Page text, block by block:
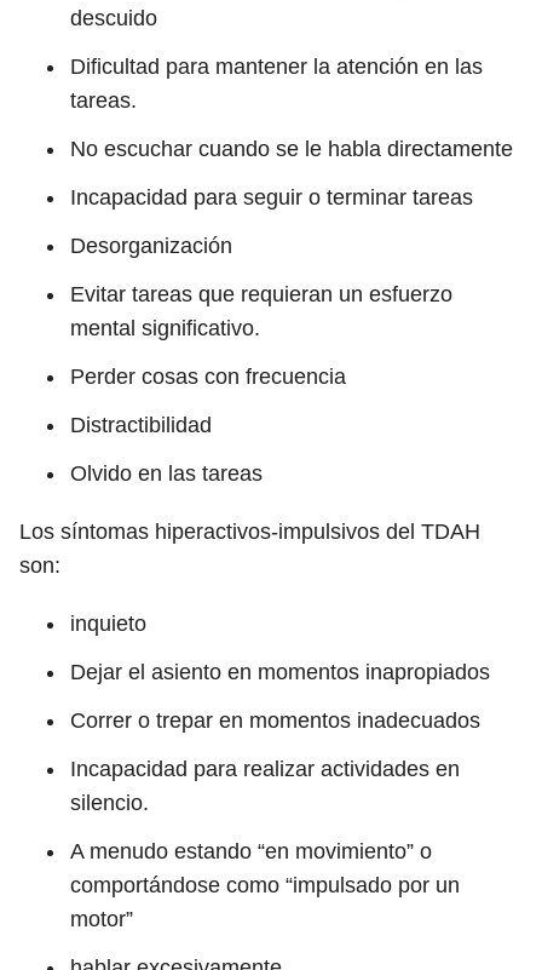
descuido
Dificultad para mantener la atención en las
tareas.
No escuchar cuando se le habla directamente
Incapacidad para seguir o terminar tareas
Desorganización
Evitar tareas que requieran un esfuerzo
mental significativo.
Perder cosas con frecuencia
Distractibilidad
Olvido en las tareas
Los síntomas hiperactivos-impulsivos del TDAH
son:
inquieto
Dejar el asiento en momentos inapropiados
Correr o trepar en momentos inadecuados
Incapacidad para realizar actividades en
silencio.
A menudo estando “en movimiento” o
comportándose como “impulsado por un
motor”